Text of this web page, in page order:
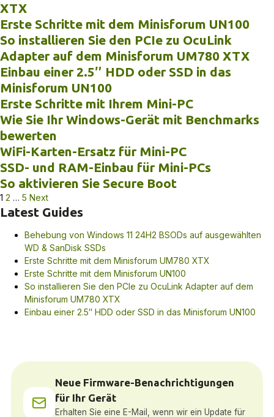
XTX
Erste Schritte mit dem Minisforum UN100
So installieren Sie den PCIe zu OcuLink
Adapter auf dem Minisforum UM780 XTX
Einbau einer 2.5″ HDD oder SSD in das
Minisforum UN100
Erste Schritte mit Ihrem Mini-PC
Wie Sie Ihr Windows-Gerät mit Benchmarks
bewerten
WiFi-Karten-Ersatz für Mini-PC
SSD- und RAM-Einbau für Mini-PCs
So aktivieren Sie Secure Boot
Seitennummerierung
der
Beiträge
1 2 … 5 Next
Latest Guides
Behebung von Windows 11 24H2 BSODs auf ausgewählten
WD & SanDisk SSDs
Erste Schritte mit dem Minisforum UM780 XTX
Erste Schritte mit dem Minisforum UN100
So installieren Sie den PCIe zu OcuLink Adapter auf dem
Minisforum UM780 XTX
Einbau einer 2.5″ HDD oder SSD in das Minisforum UN100
Neue Firmware-Benachrichtigungen
für Ihr Gerät
Erhalten Sie eine E-Mail, wenn wir ein Update für